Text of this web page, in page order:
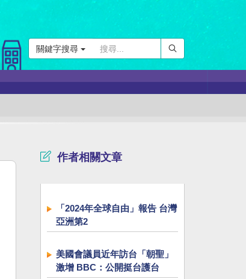
關鍵字搜尋
作者相關文章
「2024年全球自由」報告 台灣
亞洲第2
美國會議員近年訪台「朝聖」
激增 BBC：公開挺台護台